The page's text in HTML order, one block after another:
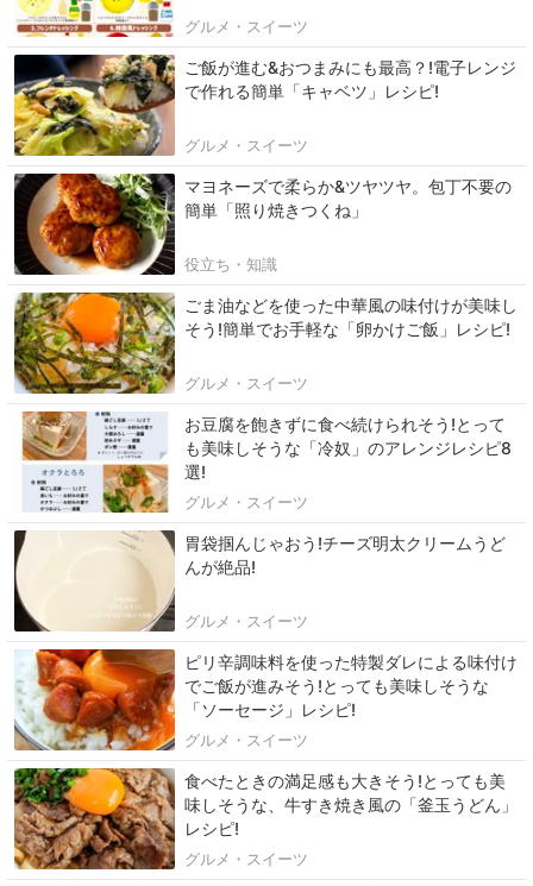
グルメ・スイーツ
ご飯が進む&おつまみにも最高？!電子レンジ
で作れる簡単「キャベツ」レシピ!
グルメ・スイーツ
マヨネーズで柔らか&ツヤツヤ。包丁不要の
簡単「照り焼きつくね」
役立ち・知識
ごま油などを使った中華風の味付けが美味し
そう!簡単でお手軽な「卵かけご飯」レシピ!
グルメ・スイーツ
お豆腐を飽きずに食べ続けられそう!とって
も美味しそうな「冷奴」のアレンジレシピ8
選!
グルメ・スイーツ
胃袋掴んじゃおう!チーズ明太クリームうど
んが絶品!
グルメ・スイーツ
ピリ辛調味料を使った特製ダレによる味付け
でご飯が進みそう!とっても美味しそうな
「ソーセージ」レシピ!
グルメ・スイーツ
食べたときの満足感も大きそう!とっても美
味しそうな、牛すき焼き風の「釜玉うどん」
レシピ!
グルメ・スイーツ